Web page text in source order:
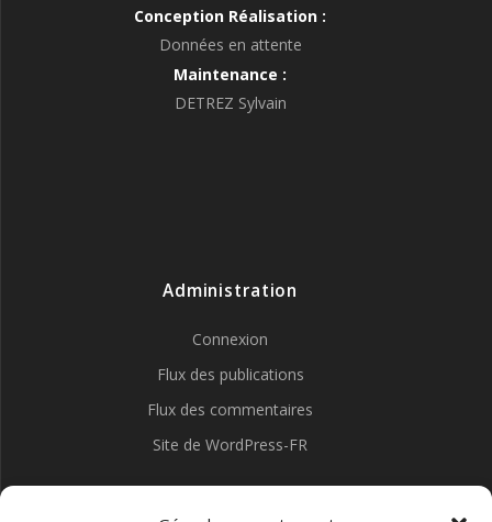
Conception Réalisation :
Données en attente
Maintenance :
DETREZ Sylvain
Administration
Connexion
Flux des publications
Flux des commentaires
Site de WordPress-FR